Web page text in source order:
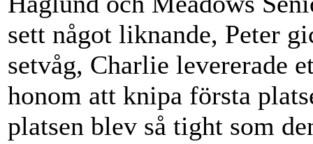
sett något liknande, Peter
setvåg, Charlie levererade
honom att knipa första
platsen blev så tight som